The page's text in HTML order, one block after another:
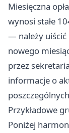
Miesięczna
wynosi stałe
— należy uiścić
nowego
przez
informacje o
Przykładowe
Poniżej